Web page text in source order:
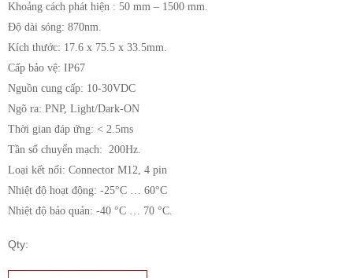
Khoảng cách phát hiện : 50 mm – 1500 mm.
Độ dài sóng: 870nm.
Kích thước: 17.6 x 75.5 x 33.5mm.
Cấp bảo vệ: IP67
Nguồn cung cấp: 10-30VDC
Ngõ ra: PNP, Light/Dark-ON
Thời gian đáp ứng: < 2.5ms
Tần số chuyển mạch: 200Hz.
Loại kết nối: Connector M12, 4 pin
Nhiệt độ hoạt động: -25°C … 60°C
Nhiệt độ bảo quản: -40 °C … 70 °C.
Qty: